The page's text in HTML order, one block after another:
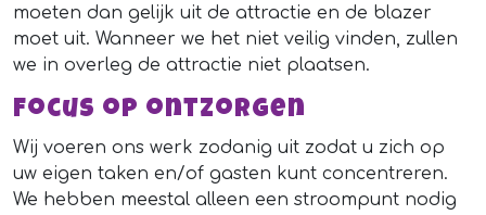
moeten dan gelijk uit de attractie en de blazer
moet uit. Wanneer we het niet veilig vinden, zullen
we in overleg de attractie niet plaatsen.
Focus op ontzorgen
Wij voeren ons werk zodanig uit zodat u zich op
uw eigen taken en/of gasten kunt concentreren.
We hebben meestal alleen een stroompunt nodig